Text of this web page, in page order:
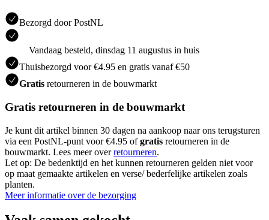
Bezorgd door PostNL
Vandaag besteld, dinsdag 11 augustus in huis
Thuisbezorgd voor €4.95 en gratis vanaf €50
Gratis retourneren in de bouwmarkt
Gratis retourneren in de bouwmarkt
Je kunt dit artikel binnen 30 dagen na aankoop naar ons terugsturen
via een PostNL-punt voor €4.95 ofgratis retourneren in de
bouwmarkt. Lees meer overretourneren.
Let op: De bedenktijd en het kunnen retourneren gelden niet voor
op maat gemaakte artikelen en verse/ bederfelijke artikelen zoals
planten.
Meer informatie over de bezorging